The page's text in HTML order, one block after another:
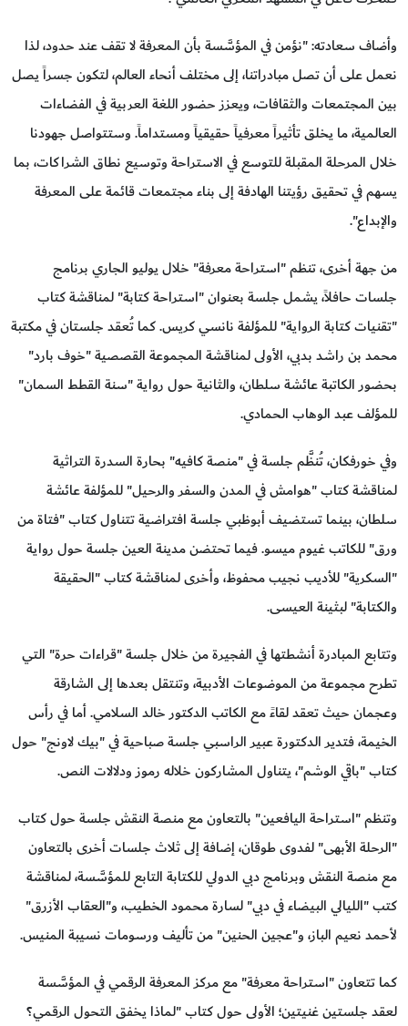
وأضاف سعادته: "نؤمن في المؤسَّسة بأن المعرفة لا تقف عند حدود، لذا
نعمل على أن تصل مبادراتنا، إلى مختلف أنحاء العالم، لتكون جسراً يصل
بين المجتمعات والثقافات، ويعزز حضور اللغة العربية في الفضاءات
العالمية، ما يخلق تأثيراً معرفياً حقيقياً ومستداماً. وستتواصل جهودنا
خلال المرحلة المقبلة للتوسع في الاستراحة وتوسيع نطاق الشراكات، بما
يسهم في تحقيق رؤيتنا الهادفة إلى بناء مجتمعات قائمة على المعرفة
والإبداع".
من جهة أخرى، تنظم "استراحة معرفة" خلال يوليو الجاري برنامج
جلسات حافلاً، يشمل جلسة بعنوان "استراحة كتابة" لمناقشة كتاب
"تقنيات كتابة الرواية" للمؤلفة نانسي كريس. كما تُعقد جلستان في مكتبة
محمد بن راشد بدبي، الأولى لمناقشة المجموعة القصصية "خوف بارد"
بحضور الكاتبة عائشة سلطان، والثانية حول رواية "سنة القطط السمان"
للمؤلف عبد الوهاب الحمادي.
وفي خورفكان، تُنظَّم جلسة في "منصة كافيه" بحارة السدرة التراثية
لمناقشة كتاب "هوامش في المدن والسفر والرحيل" للمؤلفة عائشة
سلطان، بينما تستضيف أبوظبي جلسة افتراضية تتناول كتاب "فتاة من
ورق" للكاتب غيوم ميسو. فيما تحتضن مدينة العين جلسة حول رواية
"السكرية" للأديب نجيب محفوظ، وأخرى لمناقشة كتاب "الحقيقة
والكتابة" لبثينة العيسى.
وتتابع المبادرة أنشطتها في الفجيرة من خلال جلسة "قراءات حرة" التي
تطرح مجموعة من الموضوعات الأدبية، وتنتقل بعدها إلى الشارقة
وعجمان حيث تعقد لقاءً مع الكاتب الدكتور خالد السلامي. أما في رأس
الخيمة، فتدير الدكتورة عبير الراسبي جلسة صباحية في "بيك لاونج" حول
كتاب "باقي الوشم"، يتناول المشاركون خلاله رموز ودلالات النص.
وتنظم "استراحة اليافعين" بالتعاون مع منصة النقش جلسة حول كتاب
"الرحلة الأبهى" لفدوى طوقان، إضافة إلى ثلاث جلسات أخرى بالتعاون
مع منصة النقش وبرنامج دبي الدولي للكتابة التابع للمؤسَّسة، لمناقشة
كتب "الليالي البيضاء في دبي" لسارة محمود الخطيب، و"العقاب الأزرق"
لأحمد نعيم الباز، و"عجين الحنين" من تأليف ورسومات نسيبة المنيس.
كما تتعاون "استراحة معرفة" مع مركز المعرفة الرقمي في المؤسَّسة
لعقد جلستين غنيتين؛ الأولى حول كتاب "لماذا يخفق التحول الرقمي؟